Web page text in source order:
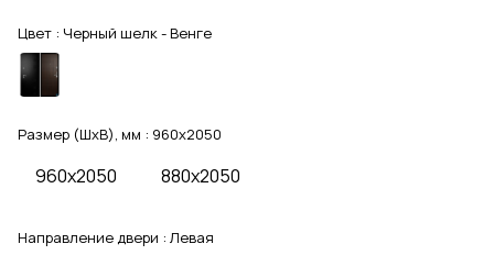
Цвет : Черный шелк - Венге
Размер (ШхВ), мм : 960x2050
960x2050 880x2050
Направление двери : Левая